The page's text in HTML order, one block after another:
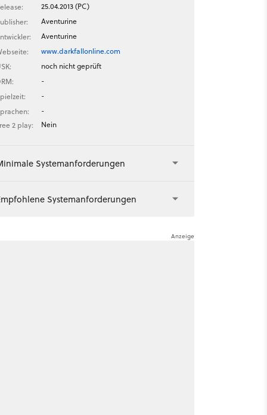
25.04.2013 (PC)
Aventurine
Aventurine
www.darkfallonline.com
noch nicht geprüft
-
-
-
2 play:
Nein
Systemanforderungen
Systemanforderungen